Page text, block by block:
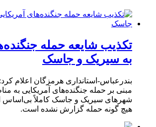
تکذیب شایعه حمله
به سیریک و جاسک
بندرعباس-استانداری هرمزگان اعلام
مبنی بر حمله جنگنده‌های آمریکایی به
شهرهای سیریک و جاسک کاملاً بی‌اساس
هیچ گونه حمله گزارش نشده است.